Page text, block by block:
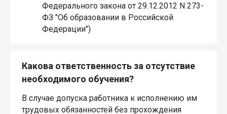
Федерального закона от 29.12.2012 N 273-
ФЗ "Об образовании в Российской
Федерации")
Какова ответственность за отсутствие
необходимого обучения?
В случае допуска работника к исполнению им
трудовых обязанностей без прохождения